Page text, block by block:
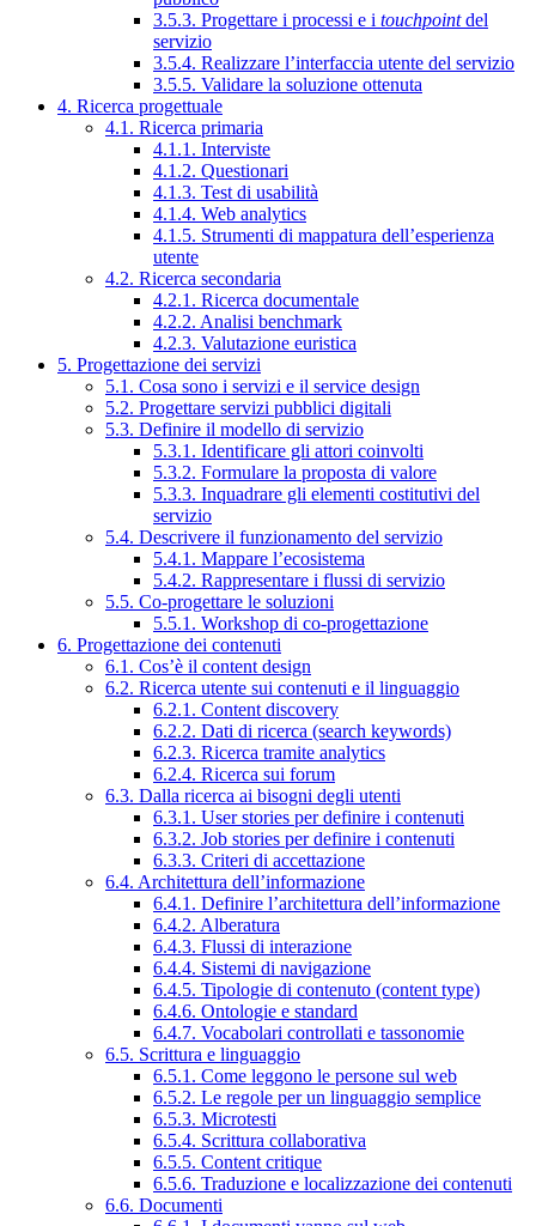
3.5.3. Progettare i processi e i touchpointdel
servizio
3.5.4. Realizzare l’interfaccia utente del servizio
3.5.5. Validare la soluzione ottenuta
4. Ricerca progettuale
4.1. Ricerca primaria
4.1.1. Interviste
4.1.2. Questionari
4.1.3. Test di usabilità
4.1.4. Web analytics
4.1.5. Strumenti di mappatura dell’esperienza
utente
4.2. Ricerca secondaria
4.2.1. Ricerca documentale
4.2.2. Analisi benchmark
4.2.3. Valutazione euristica
5. Progettazione dei servizi
5.1. Cosa sono i servizi e il service design
5.2. Progettare servizi pubblici digitali
5.3. Definire il modello di servizio
5.3.1. Identificare gli attori coinvolti
5.3.2. Formulare la proposta di valore
5.3.3. Inquadrare gli elementi costitutivi del
servizio
5.4. Descrivere il funzionamento del servizio
5.4.1. Mappare l’ecosistema
5.4.2. Rappresentare i flussi di servizio
5.5. Co-progettare le soluzioni
5.5.1. Workshop di co-progettazione
6. Progettazione dei contenuti
6.1. Cos’è il content design
6.2. Ricerca utente sui contenuti e il linguaggio
6.2.1. Content discovery
6.2.2. Dati di ricerca (search keywords)
6.2.3. Ricerca tramite analytics
6.2.4. Ricerca sui forum
6.3. Dalla ricerca ai bisogni degli utenti
6.3.1. User stories per definire i contenuti
6.3.2. Job stories per definire i contenuti
6.3.3. Criteri di accettazione
6.4. Architettura dell’informazione
6.4.1. Definire l’architettura dell’informazione
6.4.2. Alberatura
6.4.3. Flussi di interazione
6.4.4. Sistemi di navigazione
6.4.5. Tipologie di contenuto (content type)
6.4.6. Ontologie e standard
6.4.7. Vocabolari controllati e tassonomie
6.5. Scrittura e linguaggio
6.5.1. Come leggono le persone sul web
6.5.2. Le regole per un linguaggio semplice
6.5.3. Microtesti
6.5.4. Scrittura collaborativa
6.5.5. Content critique
6.5.6. Traduzione e localizzazione dei contenuti
6.6. Documenti